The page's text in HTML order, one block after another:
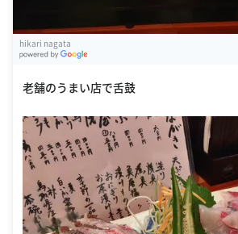
hikari nagata
老舗のうまい店で舌鼓